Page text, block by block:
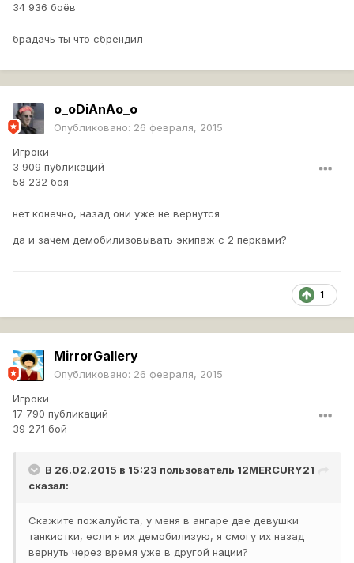
34 936 боёв
брадачь ты что сбрендил
o_oDiAnAo_o
Опубликовано: 26 февраля, 2015
Игроки
3 909 публикаций
58 232 боя
нет конечно, назад они уже не вернутся
да и зачем демобилизовывать экипаж с 2 перками?
1
MirrorGallery
Опубликовано: 26 февраля, 2015
Игроки
17 790 публикаций
39 271 бой
В 26.02.2015 в 15:23 пользователь 12MERCURY21
сказал:
Скажите пожалуйста, у меня в ангаре две девушки
танкистки, если я их демобилизую, я смогу их назад
вернуть через время уже в другой нации?